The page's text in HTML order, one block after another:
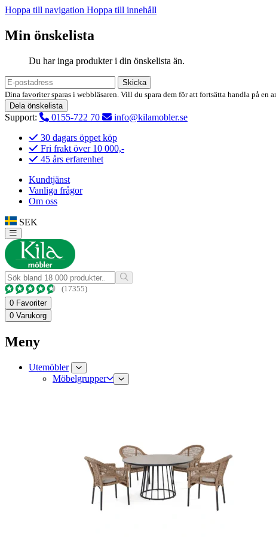
Hoppa till navigation Hoppa till innehåll
Min önskelista
Du har inga produkter i din önskelista än.
Skicka
Dina favoriter sparas i webbläsaren. Vill du spara dem för att fortsätta handla på
Dela önskelista
Support: 0155-722 70
info@kilamobler.se
30 dagars öppet köp
Fri frakt över 10 000,-
45 års erfarenhet
Kundtjänst
Vanliga frågor
Om oss
SEK
(17355)
0 Favoriter
0 Varukorg
Meny
Utemöbler
Möbelgrupper